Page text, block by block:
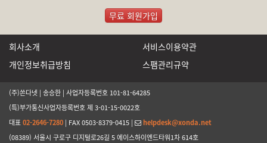
무료 회원가입
회사소개
서비스이용약관
개인정보취급방침
스팸관리규약
(주)쏜다넷 | 송승한 | 사업자등록번호 101-81-64285
(특)부가통신사업자등록번호 제 3-01-15-0022호
대표02-2646-7280 | FAX 0503-8379-0415 |
helpdesk@xonda.net
(08389) 서울시 구로구 디지털로26길 5 에이스하이엔드타워1차 614호